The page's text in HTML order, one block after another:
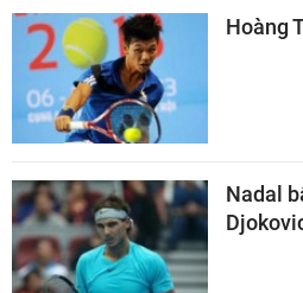
Hoàng
Nadal